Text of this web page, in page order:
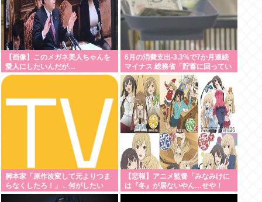
【画像】このメガネ美人ちゃんを
愛人にしたいんだが…
6月の消費支出-3.3%で7か月連続
マイナス 総務省「貯蓄に回ってい
る可能性」
脚本家「原作改変して元よりつま
らなくしたろ！」←何がしたい
の？
【悲報】アニメ監督「みなみけに
は『冬』が居ないやん…せや！
『冬』の末っ子をアニメオリジナ